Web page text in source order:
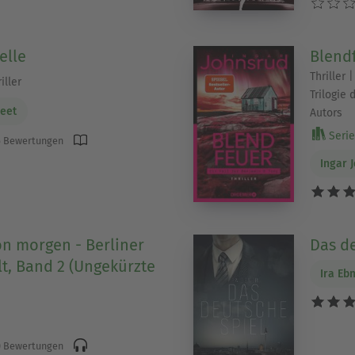
Genre immer wieder auf und geben Dir eine
Ein Geheimnis, das mächtige Kreise um
Eine Figur, die riskiert, alles zu verlieren, um
Doppelagenten, verdeckte Operationen und
Politiker*innen, die zwischen Ambition
Bewertungen
Thriller |
Trilogie
Autors
Serie
Ingar
morgen - Berliner
Band 2 (Ungekürzte
Bewertungen
Das
Ira